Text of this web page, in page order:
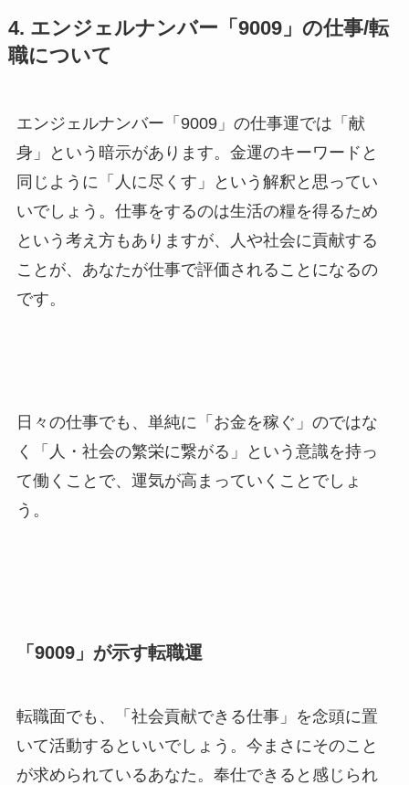
4. エンジェルナンバー「9009」の仕事/転
職について
エンジェルナンバー「9009」の仕事運では「献
身」という暗示があります。金運のキーワードと
同じように「人に尽くす」という解釈と思ってい
いでしょう。仕事をするのは生活の糧を得るため
という考え方もありますが、人や社会に貢献する
ことが、あなたが仕事で評価されることになるの
です。
日々の仕事でも、単純に「お金を稼ぐ」のではな
く「人・社会の繁栄に繋がる」という意識を持っ
て働くことで、運気が高まっていくことでしょ
う。
「9009」が示す転職運
転職面でも、「社会貢献できる仕事」を念頭に置
いて活動するといいでしょう。今まさにそのこと
が求められているあなた。奉仕できると感じられ